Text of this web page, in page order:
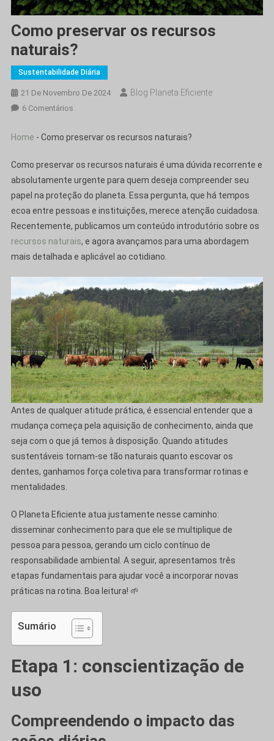
Como preservar os recursos
naturais?
Sustentabilidade Diária
21 De Novembro De 2024 Blog Planeta Eficiente
6 ComentáriosEm
Preservar
Recursos
Naturais?
Home - Como preservar os recursos naturais?
Como preservar os recursos naturais é uma dúvida recorrente e
absolutamente urgente para quem deseja compreender seu
papel na proteção do planeta. Essa pergunta, que há tempos
ecoa entre pessoas e instituições, merece atenção cuidadosa.
Recentemente, publicamos um conteúdo introdutório sobre os
recursos naturais, e agora avançamos para uma abordagem
mais detalhada e aplicável ao cotidiano.
Antes de qualquer atitude prática, é essencial entender que a
mudança começa pela aquisição de conhecimento, ainda que
seja com o que já temos à disposição. Quando atitudes
sustentáveis tornam-se tão naturais quanto escovar os
dentes, ganhamos força coletiva para transformar rotinas e
mentalidades.
O Planeta Eficiente atua justamente nesse caminho:
disseminar conhecimento para que ele se multiplique de
pessoa para pessoa, gerando um ciclo contínuo de
responsabilidade ambiental. A seguir, apresentamos três
etapas fundamentais para ajudar você a incorporar novas
práticas na rotina. Boa leitura! 🌱
Sumário
Etapa 1: conscientização de
uso
Compreendendo o impacto das